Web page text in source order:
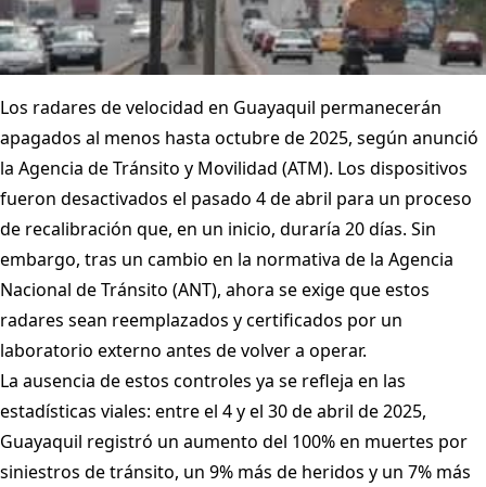
Los radares de velocidad en Guayaquil permanecerán
apagados al menos hasta octubre de 2025, según anunció
la Agencia de Tránsito y Movilidad (ATM). Los dispositivos
fueron desactivados el pasado 4 de abril para un proceso
de recalibración que, en un inicio, duraría 20 días. Sin
embargo, tras un cambio en la normativa de la Agencia
Nacional de Tránsito (ANT), ahora se exige que estos
radares sean reemplazados y certificados por un
laboratorio externo antes de volver a operar.
La ausencia de estos controles ya se refleja en las
estadísticas viales: entre el 4 y el 30 de abril de 2025,
Guayaquil registró un aumento del 100% en muertes por
siniestros de tránsito, un 9% más de heridos y un 7% más